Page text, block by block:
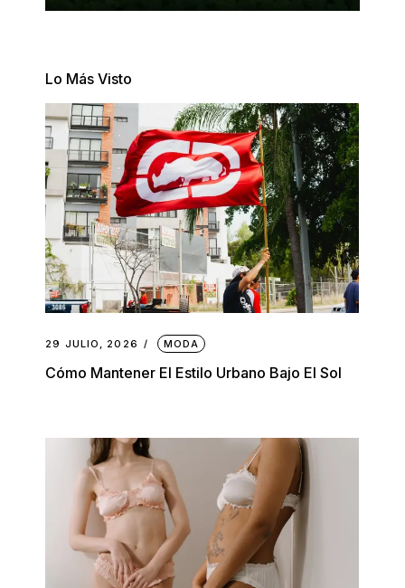
Lo Más Visto
29 JULIO, 2026 MODA
Cómo Mantener El Estilo Urbano Bajo El Sol